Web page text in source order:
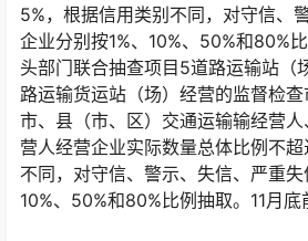
5%，根据信用类别不同，对守信、
企业分别按1%、10%、50%和80%
头部门联合抽查项目5道路运输站（
路运输货运站（场）经营的监督检
市、县（市、区）交通运输输经营
营人经营企业实际数量总体比例不
不同，对守信、警示、失信、严重失
10%、50%和80%比例抽取。11月底